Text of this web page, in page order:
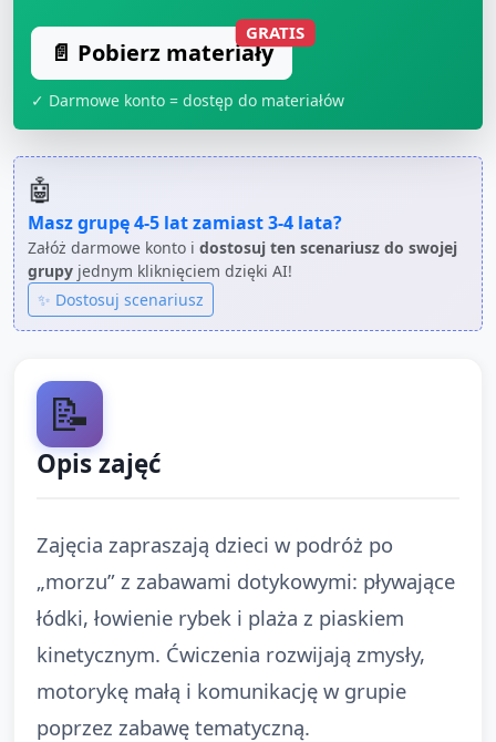
📄 Pobierz materiały
GRATIS
✓ Darmowe konto = dostęp do materiałów
🤖
Masz grupę4-5 latzamiast3-4 lata?
Załóż darmowe konto i dostosuj ten scenariusz do swojej
grupy jednym kliknięciem dzięki AI!
✨ Dostosuj scenariusz
📝
Opis zajęć
Zajęcia zapraszają dzieci w podróż po
„morzu” z zabawami dotykowymi: pływające
łódki, łowienie rybek i plaża z piaskiem
kinetycznym. Ćwiczenia rozwijają zmysły,
motorykę małą i komunikację w grupie
poprzez zabawę tematyczną.